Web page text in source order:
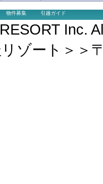
物件募集 引越ガイド
Inc.
ゾート＞＞